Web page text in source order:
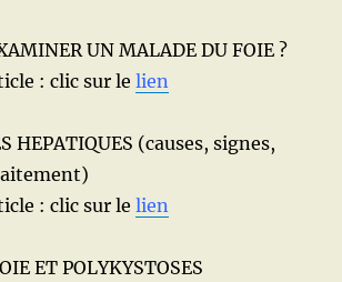
UN MALADE DU FOIE ?
: clic sur lelien
HEPATIQUES (causes, signes,
: clic sur lelien
ET POLYKYSTOSES